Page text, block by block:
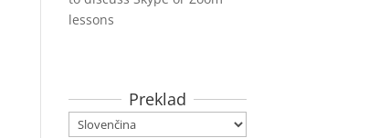
lessons
Preklad